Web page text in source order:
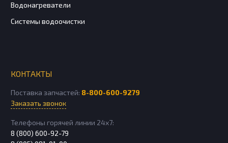
Водонагреватели
Системы водоочистки
КОНТАКТЫ
Поставка запчастей: 8-800-600-9279
Заказать звонок
Телефоны горячей линии 24х7:
8 (800) 600-92-79